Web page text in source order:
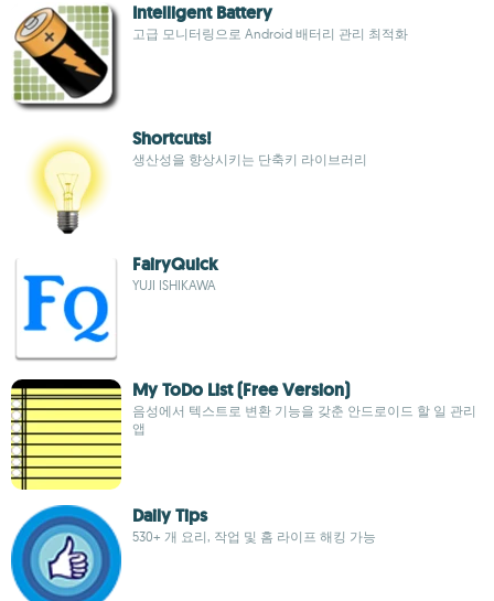
Intelligent Battery
고급 모니터링으로 Android 배터리 관리 최적화
Shortcuts!
생산성을 향상시키는 단축키 라이브러리
FairyQuick
YUJI ISHIKAWA
My ToDo List (Free Version)
음성에서 텍스트로 변환 기능을 갖춘 안드로이드 할 일 관리
앱
Daily Tips
530+ 개 요리, 작업 및 홈 라이프 해킹 가능